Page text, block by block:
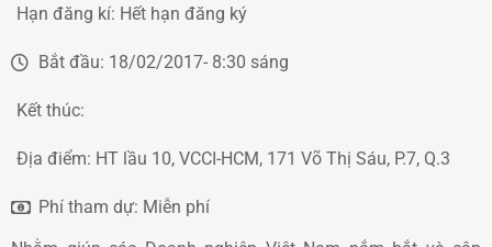
Hạn đăng kí: Hết hạn đăng ký
Bắt đầu: 18/02/2017- 8:30 sáng
Kết thúc:
Địa điểm: HT lầu 10, VCCI-HCM, 171 Võ Thị Sáu, P.7, Q.3
Phí tham dự: Miễn phí